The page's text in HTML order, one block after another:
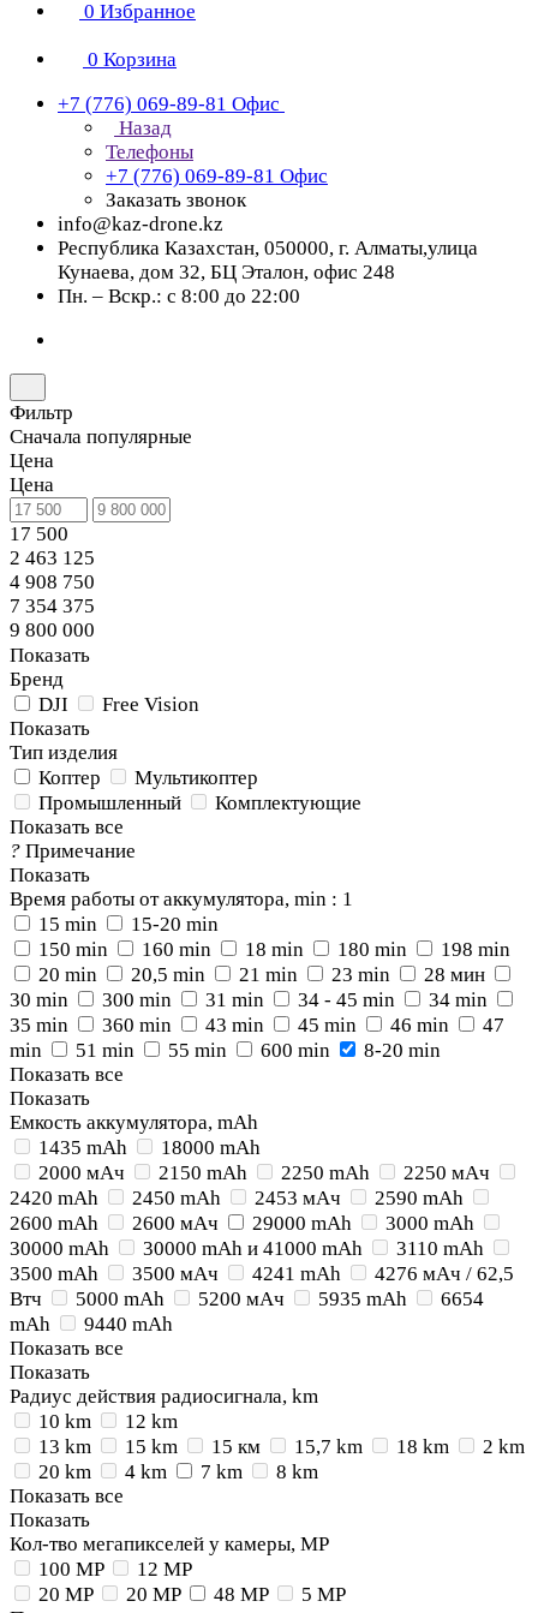
0 Избранное
0 Корзина
+7 (776) 069-89-81 Офис
Назад
Телефоны
+7 (776) 069-89-81 Офис
Заказать звонок
info@kaz-drone.kz
Республика Казахстан, 050000, г. Алматы,улица
Кунаева, дом 32, БЦ Эталон, офис 248
Пн. – Вскр.: с 8:00 до 22:00
Фильтр
Сначала популярные
Цена
Цена
17 500
2 463 125
4 908 750
7 354 375
9 800 000
Показать
Бренд
DJI
Free Vision
Показать
Тип изделия
Коптер
Мультикоптер
Промышленный
Комплектующие
Показать все
? Примечание
Показать
Время работы от аккумулятора, min : 1
15 min
15-20 min
150 min
160 min 18 min 180 min
198 min
20 min
20,5 min 21 min 23 min
28 мин
30 min
300 min 31 min 34 - 45 min
34 min
35 min
360 min 43 min 45 min 46 min
47
min
51 min 55 min 600 min
8-20 min
Показать все
Показать
Емкость аккумулятора, mAh
1435 mAh
18000 mAh
2000 мАч
2150 mAh 2250 mAh
2250 мАч
2420 mAh
2450 mAh 2453 мАч
2590 mAh
2600 mAh
2600 мАч 29000 mAh
3000 mAh
30000 mAh
30000 mAh и 41000 mAh
3110 mAh
3500 mAh
3500 мАч 4241 mAh
4276 мАч / 62,5
Втч
5000 mAh 5200 мАч 5935 mAh
6654
mAh
9440 mAh
Показать все
Показать
Радиус действия радиосигнала, km
10 km
12 km
13 km
15 km 15 км 15,7 km 18 km
2 km
20 km
4 km 7 km
8 km
Показать все
Показать
Кол-тво мегапикселей у камеры, MP
100 MP
12 MP
20 MP
20 MP 48 MP
5 MP